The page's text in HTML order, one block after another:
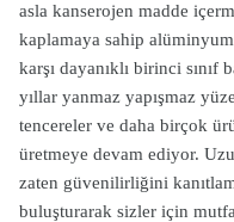
asla kanserojen madde
kaplamaya sahip
karşı dayanıklı birinci
yıllar yanmaz yapışmaz
tencereler ve daha birçok
üretmeye devam ediyor.
zaten güvenilirliğini
buluşturarak sizler için